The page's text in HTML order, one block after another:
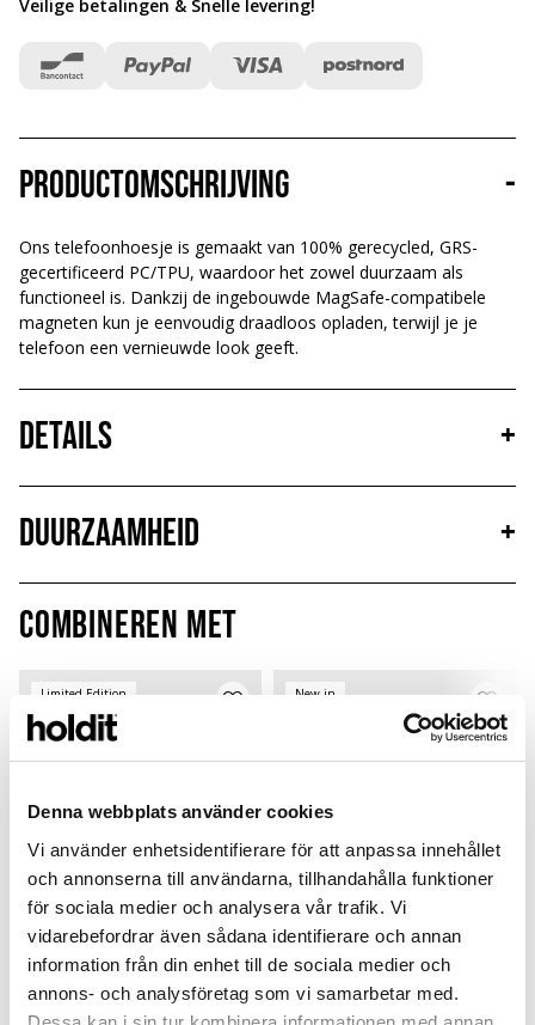
Denna webbplats använder cookies
Vi använder enhetsidentifierare för att anpassa innehållet
och annonserna till användarna, tillhandahålla funktioner
för sociala medier och analysera vår trafik. Vi
vidarebefordrar även sådana identifierare och annan
information från din enhet till de sociala medier och
annons- och analysföretag som vi samarbetar med.
Veilige betalingen & Snelle levering!
Productomschrijving -
Ons telefoonhoesje is gemaakt van 100% gerecycled, GRS-
gecertificeerd PC/TPU, waardoor het zowel duurzaam als
functioneel is. Dankzij de ingebouwde MagSafe-compatibele
magneten kun je eenvoudig draadloos opladen, terwijl je je
telefoon een vernieuwde look geeft.
Details +
Duurzaamheid
+
Combineren met
Limited Edition
MagSafe Fit
Card Holder
New in
Solid Silicone Case